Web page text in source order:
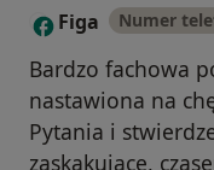
F Figa Numer
Bardzo fachowa
nastawiona na
Pytania i
zaskakujące,